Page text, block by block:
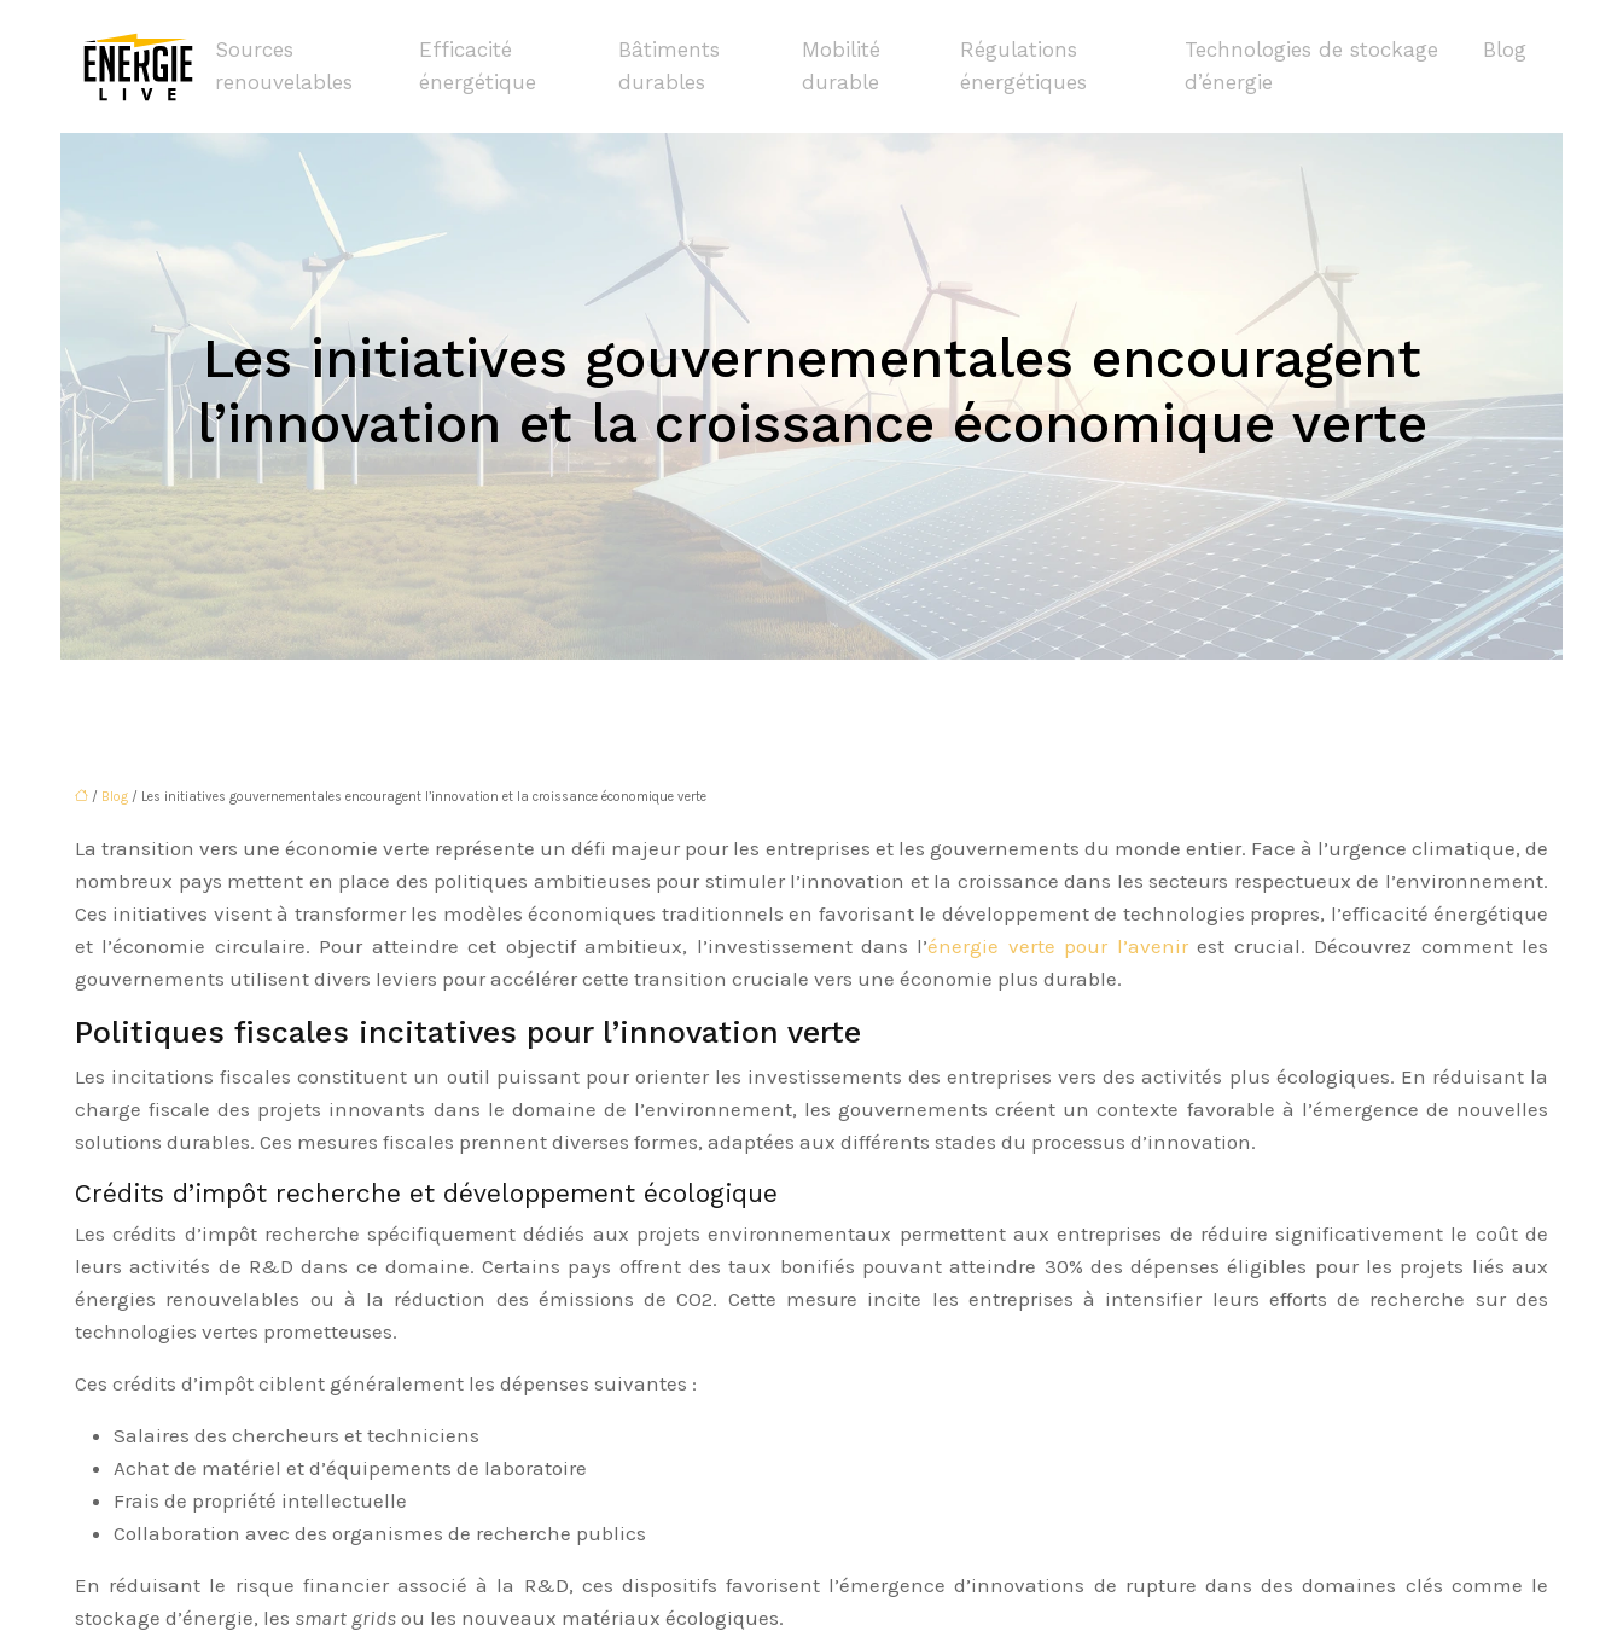
Sources
renouvelables
Efficacité
énergétique
Bâtiments
durables
Mobilité
durable
Régulations
énergétiques
Technologies de stockage
d’énergie
Blog
Les initiatives gouvernementales encouragent
l’innovation et la croissance économique verte
/ Blog / Les initiatives gouvernementales encouragent l’innovation et la croissance économique verte
La transition vers une économie verte représente un défi majeur pour les entreprises et les gouvernements du monde entier. Face à l’urgence climatique, de
nombreux pays mettent en place des politiques ambitieuses pour stimuler l’innovation et la croissance dans les secteurs respectueux de l’environnement.
Ces initiatives visent à transformer les modèles économiques traditionnels en favorisant le développement de technologies propres, l’efficacité énergétique
et l’économie circulaire. Pour atteindre cet objectif ambitieux, l’investissement dans l’énergie verte pour l’avenirest crucial. Découvrez comment les
gouvernements utilisent divers leviers pour accélérer cette transition cruciale vers une économie plus durable.
Politiques fiscales incitatives pour l’innovation verte
Les incitations fiscales constituent un outil puissant pour orienter les investissements des entreprises vers des activités plus écologiques. En réduisant la
charge fiscale des projets innovants dans le domaine de l’environnement, les gouvernements créent un contexte favorable à l’émergence de nouvelles
solutions durables. Ces mesures fiscales prennent diverses formes, adaptées aux différents stades du processus d’innovation.
Crédits d’impôt recherche et développement écologique
Les crédits d’impôt recherche spécifiquement dédiés aux projets environnementaux permettent aux entreprises de réduire significativement le coût de
leurs activités de R&D dans ce domaine. Certains pays offrent des taux bonifiés pouvant atteindre 30% des dépenses éligibles pour les projets liés aux
énergies renouvelables ou à la réduction des émissions de CO2. Cette mesure incite les entreprises à intensifier leurs efforts de recherche sur des
technologies vertes prometteuses.
Ces crédits d’impôt ciblent généralement les dépenses suivantes :
Salaires des chercheurs et techniciens
Achat de matériel et d’équipements de laboratoire
Frais de propriété intellectuelle
Collaboration avec des organismes de recherche publics
En réduisant le risque financier associé à la R&D, ces dispositifs favorisent l’émergence d’innovations de rupture dans des domaines clés comme le
stockage d’énergie, les smart grids ou les nouveaux matériaux écologiques.